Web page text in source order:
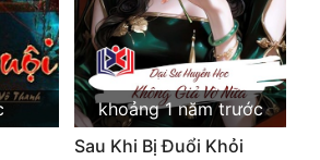
khoảng 1 năm trước
Sau Khi Bị Đuổi Khỏi